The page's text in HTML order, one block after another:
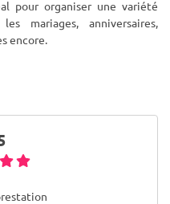
pour organiser une variété
mariages, anniversaires,
encore.